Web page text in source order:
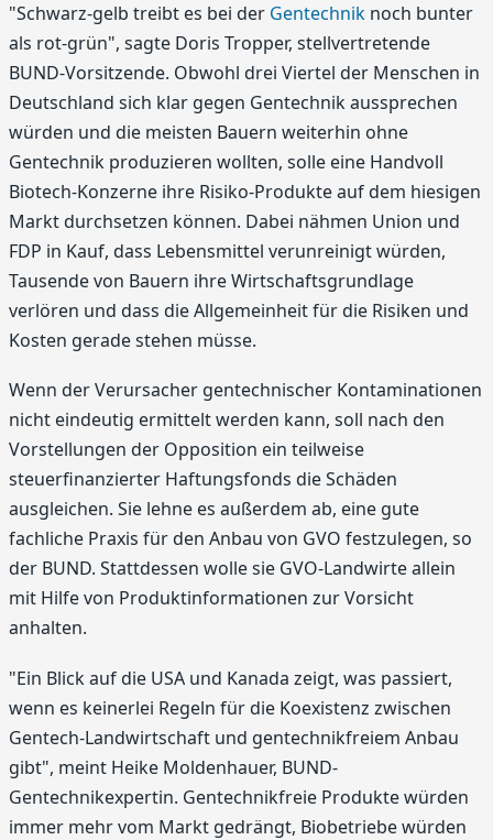
"Schwarz-gelb treibt es bei der Gentechnik noch bunter
als rot-grün", sagte Doris Tropper, stellvertretende
BUND-Vorsitzende. Obwohl drei Viertel der Menschen in
Deutschland sich klar gegen Gentechnik aussprechen
würden und die meisten Bauern weiterhin ohne
Gentechnik produzieren wollten, solle eine Handvoll
Biotech-Konzerne ihre Risiko-Produkte auf dem hiesigen
Markt durchsetzen können. Dabei nähmen Union und
FDP in Kauf, dass Lebensmittel verunreinigt würden,
Tausende von Bauern ihre Wirtschaftsgrundlage
verlören und dass die Allgemeinheit für die Risiken und
Kosten gerade stehen müsse.
Wenn der Verursacher gentechnischer Kontaminationen
nicht eindeutig ermittelt werden kann, soll nach den
Vorstellungen der Opposition ein teilweise
steuerfinanzierter Haftungsfonds die Schäden
ausgleichen. Sie lehne es außerdem ab, eine gute
fachliche Praxis für den Anbau von GVO festzulegen, so
der BUND. Stattdessen wolle sie GVO-Landwirte allein
mit Hilfe von Produktinformationen zur Vorsicht
anhalten.
"Ein Blick auf die USA und Kanada zeigt, was passiert,
wenn es keinerlei Regeln für die Koexistenz zwischen
Gentech-Landwirtschaft und gentechnikfreiem Anbau
gibt", meint Heike Moldenhauer, BUND-
Gentechnikexpertin. Gentechnikfreie Produkte würden
immer mehr vom Markt gedrängt, Biobetriebe würden